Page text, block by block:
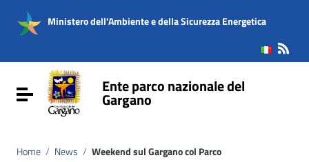
Vai al menu di navigazione
Vai al footer
Ministero dell'Ambiente e della Sicurezza Energetica
Attiva / disattiva la navigazioneEnte parco nazionale del
Gargano
Home / News / Weekend sul Gargano col Parco